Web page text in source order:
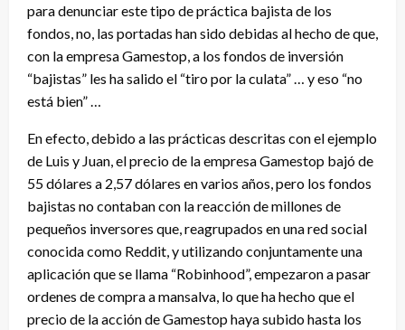
para denunciar este tipo de práctica bajista de los
fondos, no, las portadas han sido debidas al hecho de que,
con la empresa Gamestop, a los fondos de inversión
“bajistas” les ha salido el “tiro por la culata” … y eso “no
está bien” …
En efecto, debido a las prácticas descritas con el ejemplo
de Luis y Juan, el precio de la empresa Gamestop bajó de
55 dólares a 2,57 dólares en varios años, pero los fondos
bajistas no contaban con la reacción de millones de
pequeños inversores que, reagrupados en una red social
conocida como Reddit, y utilizando conjuntamente una
aplicación que se llama “Robinhood”, empezaron a pasar
ordenes de compra a mansalva, lo que ha hecho que el
precio de la acción de Gamestop haya subido hasta los